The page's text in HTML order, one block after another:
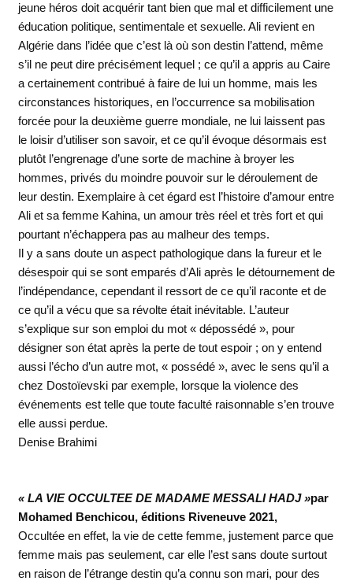
jeune héros doit acquérir tant bien que mal et difficilement une
éducation politique, sentimentale et sexuelle. Ali revient en
Algérie dans l’idée que c’est là où son destin l’attend, même
s’il ne peut dire précisément lequel ; ce qu’il a appris au Caire
a certainement contribué à faire de lui un homme, mais les
circonstances historiques, en l’occurrence sa mobilisation
forcée pour la deuxième guerre mondiale, ne lui laissent pas
le loisir d’utiliser son savoir, et ce qu’il évoque désormais est
plutôt l’engrenage d’une sorte de machine à broyer les
hommes, privés du moindre pouvoir sur le déroulement de
leur destin. Exemplaire à cet égard est l’histoire d’amour entre
Ali et sa femme Kahina, un amour très réel et très fort et qui
pourtant n’échappera pas au malheur des temps.
Il y a sans doute un aspect pathologique dans la fureur et le
désespoir qui se sont emparés d’Ali après le détournement de
l’indépendance, cependant il ressort de ce qu’il raconte et de
ce qu’il a vécu que sa révolte était inévitable. L’auteur
s’explique sur son emploi du mot « dépossédé », pour
désigner son état après la perte de tout espoir ; on y entend
aussi l’écho d’un autre mot, « possédé », avec le sens qu’il a
chez Dostoïevski par exemple, lorsque la violence des
événements est telle que toute faculté raisonnable s’en trouve
elle aussi perdue.
Denise Brahimi
« LA VIE OCCULTEE DE MADAME MESSALI HADJ »par
Mohamed Benchicou, éditions Riveneuve 2021,
Occultée en effet, la vie de cette femme, justement parce que
femme mais pas seulement, car elle l’est sans doute surtout
en raison de l’étrange destin qu’a connu son mari, pour des